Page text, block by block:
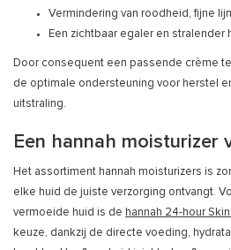
Vermindering van roodheid, fijne
Een zichtbaar egaler en stralender
Door consequent een passende crème
de optimale ondersteuning voor herstel
uitstraling.
Een hannah moisturizer
Het assortiment hannah moisturizers is
elke huid de juiste verzorging ontvangt.
vermoeide huid is de hannah 24-hour
keuze, dankzij de directe voeding,